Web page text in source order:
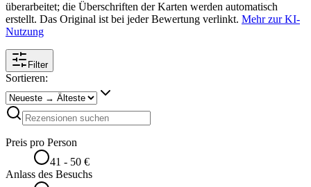
überarbeitet; die Überschriften der Karten werden automatisch
erstellt. Das Original ist bei jeder Bewertung verlinkt. Mehr zur KI-
Nutzung
Filter
Sortieren:
Preis pro Person
41 - 50 €
Anlass des Besuchs